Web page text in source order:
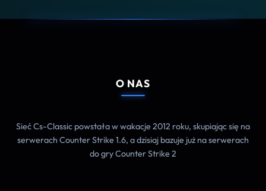
O NAS
Sieć Cs-Classic powstała w wakacje 2012 roku, skupiając się na
serwerach Counter Strike 1.6, a dzisiaj bazuje już na serwerach
do gry Counter Strike 2